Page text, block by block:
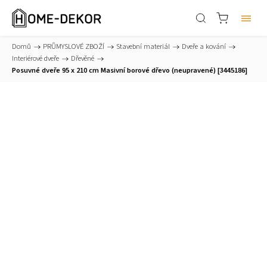
Domů / PRŮMYSLOVÉ ZBOŽÍ / Stavební materiál / Dveře a kování /
Interiérové dveře / Dřevěné /
Posuvné dveře 95 x 210 cm Masivní borové dřevo (neupravené) [3445186]